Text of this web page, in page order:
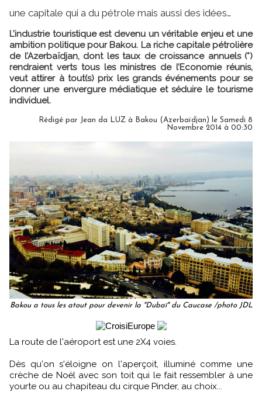
une capitale qui a du pétrole mais aussi des idées…
L’industrie touristique est devenu un véritable enjeu et une
ambition politique pour Bakou. La riche capitale pétrolière
de l’Azerbaïdjan, dont les taux de croissance annuels (*)
rendraient verts tous les ministres de l’Economie réunis,
veut attirer à tout(s) prix les grands événements pour se
donner une envergure médiatique et séduire le tourisme
individuel.
Rédigé par Jean da LUZ à Bakou (Azerbaïdjan) le Samedi 8
Novembre 2014 à 00:30
Bakou a tous les atout pour devenir la "Dubaï" du Caucase /photo JDL
La route de l'aéroport est une 2X4 voies.
Dès qu'on s'éloigne on l'aperçoit, illuminé comme une
crèche de Noël avec son toit qui le fait ressembler à une
yourte ou au chapiteau du cirque Pinder, au choix...